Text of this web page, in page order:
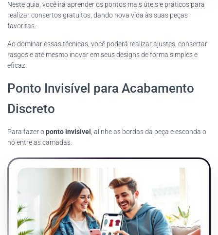
Neste guia, você irá aprender os pontos mais úteis e práticos para
realizar consertos gratuitos, dando nova vida às suas peças
favoritas.
Ao dominar essas técnicas, você poderá realizar ajustes, consertar
rasgos e até mesmo inovar em seus designs de forma simples e
eficaz.
Ponto Invisível para Acabamento
Discreto
Para fazer oponto invisível , alinhe as bordas da peça e esconda o
nó entre as camadas.